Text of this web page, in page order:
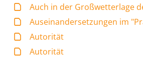
Auch in der Großwetterlage
Auseinandersetzungen im
Autorität
Autorität